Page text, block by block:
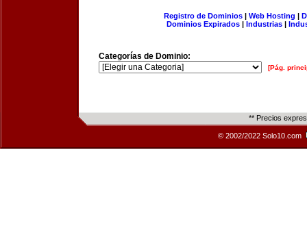
Registro de Dominios| Web Hosting |
Dominios Expirados | Industrias |
Categorías de Dominio:
[Pág.
** Precios
© 2002/2022 Solo10.com